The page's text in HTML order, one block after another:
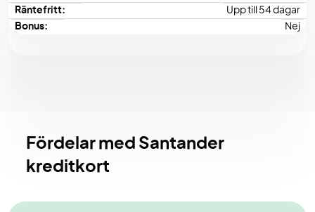
Räntefritt:
Upp till 54 dagar
Bonus:
Nej
Fördelar med Santander
kreditkort